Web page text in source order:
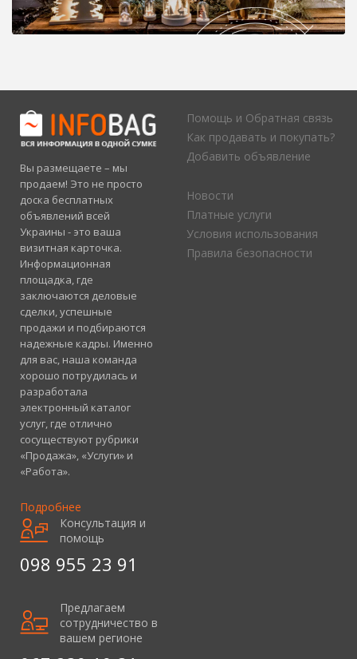
Вы размещаете – мы
продаем! Это не просто
доска бесплатных
объявлений всей
Украины - это ваша
визитная карточка.
Информационная
площадка, где
заключаются деловые
сделки, успешные
продажи и подбираются
надежные кадры. Именно
для вас, наша команда
хорошо потрудилась и
разработала
электронный каталог
услуг, где отлично
сосуществуют рубрики
«Продажа», «Услуги» и
«Работа».
Подробнее
Помощь и Обратная связь
Как продавать и покупать?
Добавить объявление
Новости
Платные услуги
Условия использования
Правила безопасности
Консультация и
помощь
098 955 23 91
Предлагаем
сотрудничество в
вашем регионе